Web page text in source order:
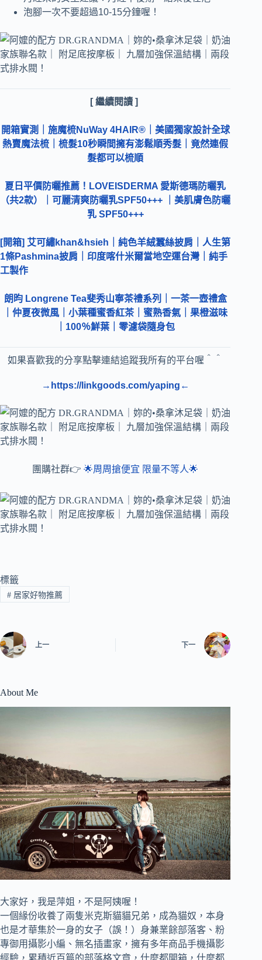
泡腳一次不要超過10-15分鐘喔！
[ 繼續閱讀 ]
開箱實測｜施魔梳NuWay 4HAIR®｜美國獨家設計全球
熱賣魔法梳｜梳髮10秒瞬間擁有澎鬆順秀髮｜竟然連假
髮都可以梳順
夏日平價防曬推薦！LOVEISDERMA 愛斯德瑪防曬乳
（共2款）｜可麗清爽防曬乳SPF50+++ ｜美肌膚色防曬
乳 SPF50+++
[開箱] 艾可繡khan&hsieh｜純色羊絨蠶絲披肩｜人生第
1條Pashmina披肩｜印度喀什米爾當地空運台灣｜純手
工製作
朗昀 Longrene Tea斐秀山寧茶禮系列｜一茶一壺禮盒
｜仲夏夜微風｜小葉種蜜香紅茶｜蜜熟香氣｜果橙滋味
｜100％鮮葉｜零濾袋隨身包
如果喜歡我的分享點擊連結追蹤我所有的平台喔＾＾
→https://linkgoods.com/yaping←
團購社群👉🌟周周搶便宜 限量不等人🌟
標籤
#居家好物推薦
上一 下一
About Me
大家好，我是萍姐，不是阿姨喔！
一個緣份收養了兩隻米克斯貓貓兄弟，成為貓奴， 本身
也是才華集於一身的女子（誤！）身兼業餘部落客、 粉
專御用攝影小編、 無名插畫家， 擁有多年商品手機攝影